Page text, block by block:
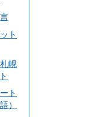
ト
幌
ト
）